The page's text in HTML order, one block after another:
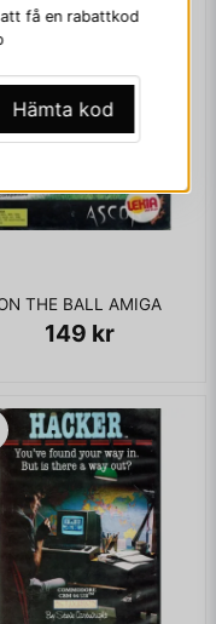
THE BALL AMIGA
149 kr
få en rabattkod
Hämta kod